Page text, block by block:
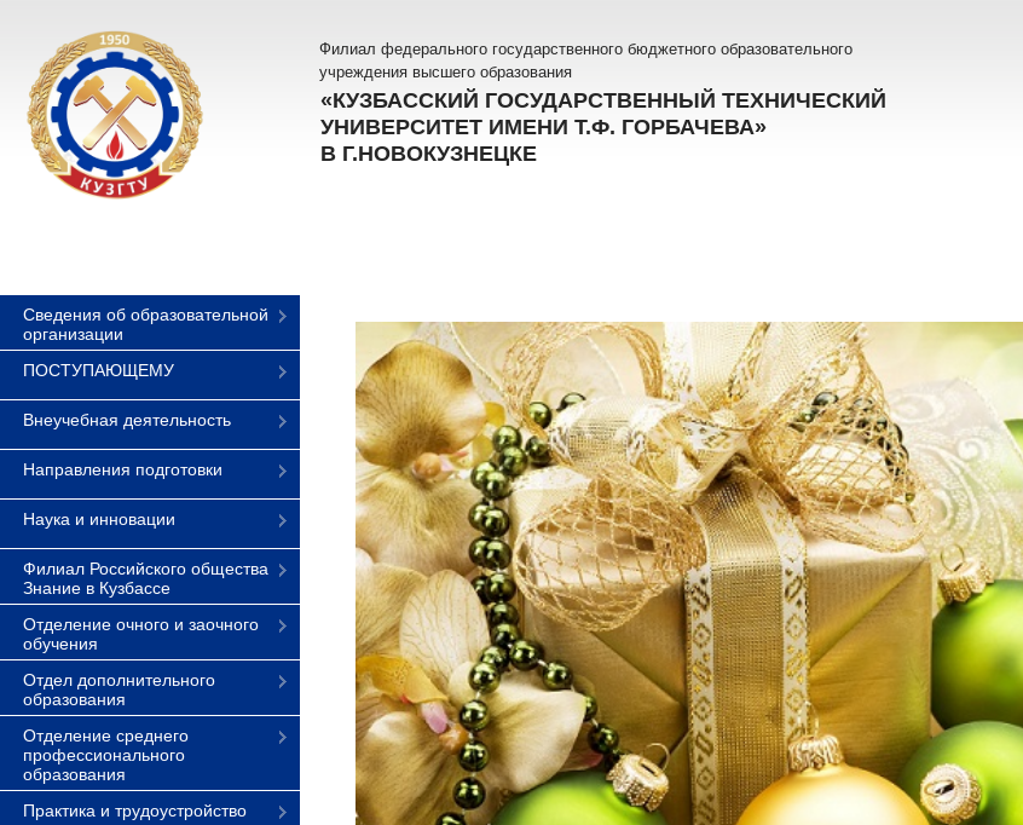
Филиал федерального государственного бюджетного образовательного
учреждения высшего образования
«КУЗБАССКИЙ ГОСУДАРСТВЕННЫЙ ТЕХНИЧЕСКИЙ
УНИВЕРСИТЕТ ИМЕНИ Т.Ф. ГОРБАЧЕВА»
В Г.НОВОКУЗНЕЦКЕ
Сведения об образовательной
организации
ПОСТУПАЮЩЕМУ
Внеучебная деятельность
Направления подготовки
Наука и инновации
Филиал Российского общества
Знание в Кузбассе
Отделение очного и заочного
обучения
Отдел дополнительного
образования
Отделение среднего
профессионального
образования
Практика и трудоустройство